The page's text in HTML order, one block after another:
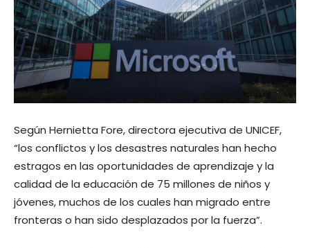
Según Hernietta Fore, directora ejecutiva de UNICEF,
“los conflictos y los desastres naturales han hecho
estragos en las oportunidades de aprendizaje y la
calidad de la educación de 75 millones de niños y
jóvenes, muchos de los cuales han migrado entre
fronteras o han sido desplazados por la fuerza”.